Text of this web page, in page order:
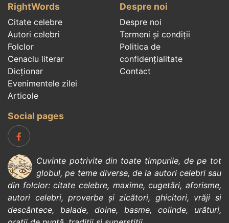
RightWords
Citate celebre
Autori celebri
Folclor
Cenaclu literar
Dicționar
Evenimentele zilei
Articole
Despre noi
Despre noi
Termeni și condiții
Politica de
confidenţialitate
Contact
Social pages
Cuvinte potrivite din toate timpurile, de pe tot
globul, pe teme diverse, de la autori celebrisau
din folclor:citate celebre, maxime,cugetări,aforisme,
autori celebri,proverbe și zicători, ghicitori, vrăji si
descântece, balade, doine, basme, colinde, urături,